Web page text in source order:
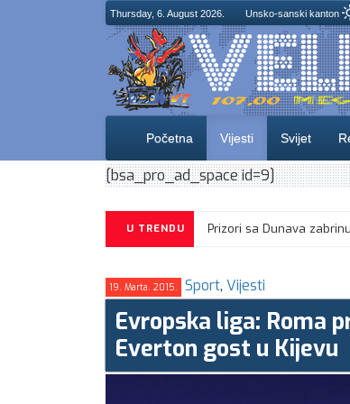
Thursday, 6. August 2026. Unsko-sanski kanton
Početna Vijesti Svijet
[bsa_pro_ad_space id=9]
U TRENDU Prizori sa Dunava
19. Marta. 2015. Sport, Vijesti
Evropska liga: Roma
Everton gost u Kijevu